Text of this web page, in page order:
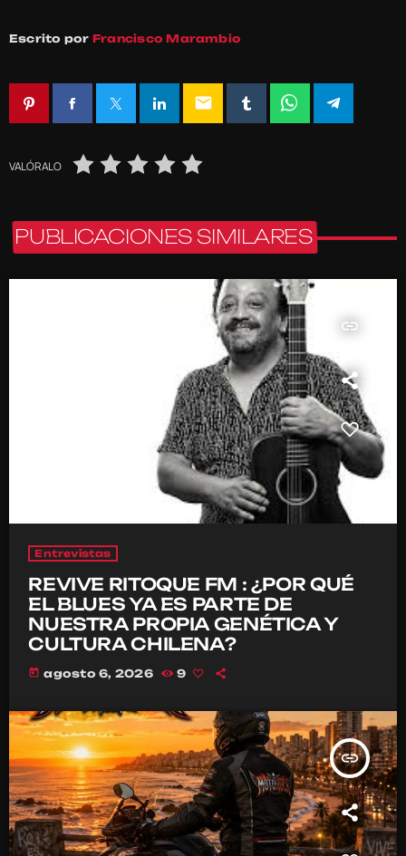
Escrito por Francisco Marambio
email
VALÓRALO
PUBLICACIONES SIMILARES
insert_link
Entrevistas
REVIVE RITOQUE FM : ¿POR QUÉ
EL BLUES YA ES PARTE DE
NUESTRA PROPIA GENÉTICA Y
CULTURA CHILENA?
today agosto 6, 2026 9
insert_link